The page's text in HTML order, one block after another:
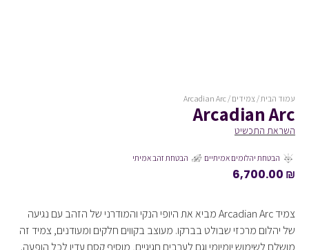
עמוד הבית / צמידים / Arcadian Arc
Arcadian Arc
השראת התכשיט
הבטחת יהלומים אמיתיים הבטחת זהב אמיתי
6,700.00 ₪
צמיד Arcadian Arc מביא את היופי הנקי והמודרני של הזהב עם נגיעה
של יהלום מרכזי שבולט בברקו. מעוצב בקווים חלקים ומעודנים, צמיד זה
מושלם לשימוש יומיומי וגם לערבים חגיגיים, מוסיף קסם עדין לכל הופעה.